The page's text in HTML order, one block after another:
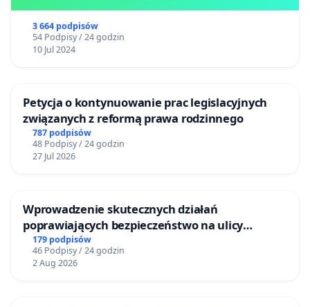
3 664 podpisów
54 Podpisy / 24 godzin
10 Jul 2024
Petycja o kontynuowanie prac legislacyjnych
związanych z reformą prawa rodzinnego
787 podpisów
48 Podpisy / 24 godzin
27 Jul 2026
Wprowadzenie skutecznych działań
poprawiających bezpieczeństwo na ulicy
Żeromskiego w Otwocku
179 podpisów
46 Podpisy / 24 godzin
2 Aug 2026